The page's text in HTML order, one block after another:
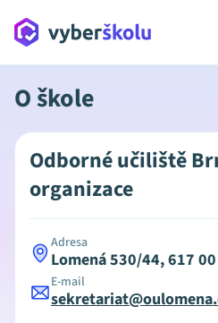
O škole
Odborné učiliště
organizace
Adresa
Lomená 530/44, 617
E-mail